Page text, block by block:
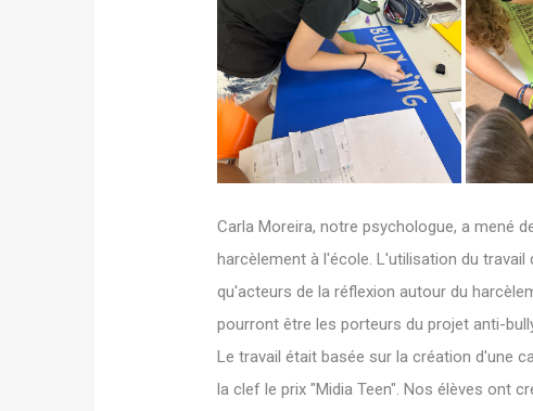
Carla Moreira, notre psychologue, a mené
harcèlement à l'école. L'utilisation du
qu'acteurs de la réflexion autour du
pourront être les porteurs du projet anti-
Le travail était basée sur la création d'une
la clef le prix "Midia Teen". Nos élèves ont